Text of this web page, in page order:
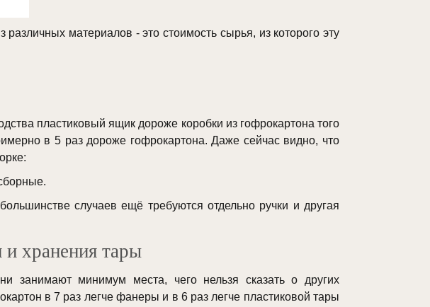
материалов - это стоимость сырья, из которого эту
пластиковый ящик дороже коробки из гофрокартона того
в 5 раз дороже гофрокартона. Даже сейчас видно, что
случаев ещё требуются отдельно ручки и другая
и хранения тары
занимают минимум места, чего нельзя сказать о других
в 7 раз легче фанеры и в 6 раз легче пластиковой тары